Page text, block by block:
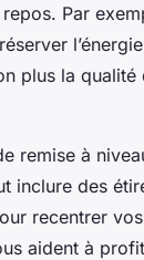
Par
plus la
remise à
inclure des
recentrer
aident à